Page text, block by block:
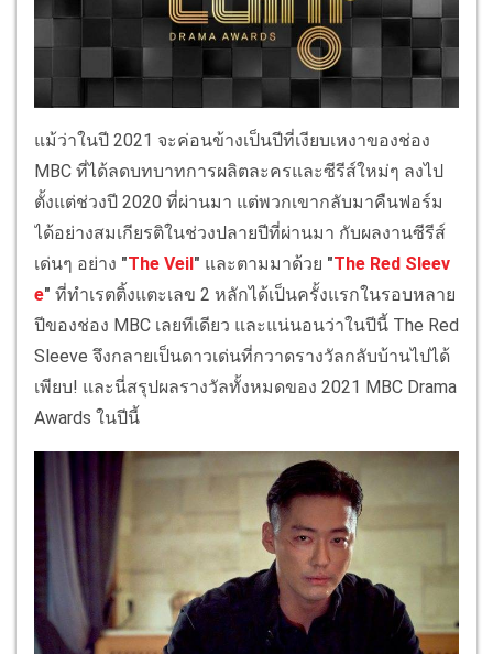
แม้ว่าในปี 2021 จะค่อนข้างเป็นปีที่เงียบเหงาของช่อง
MBC ที่ได้ลดบทบาทการผลิตละครและซีรีส์ใหม่ๆ ลงไป
ตั้งแต่ช่วงปี 2020 ที่ผ่านมา แต่พวกเขากลับมาคืนฟอร์ม
ได้อย่างสมเกียรติในช่วงปลายปีที่ผ่านมา กับผลงานซีรีส์
เด่นๆ อย่าง "The Veil" และตามมาด้วย "The Red Sleev
e" ที่ทำเรตติ้งแตะเลข 2 หลักได้เป็นครั้งแรกในรอบหลาย
ปีของช่อง MBC เลยทีเดียว และแน่นอนว่าในปีนี้ The Red
Sleeve จึงกลายเป็นดาวเด่นที่กวาดรางวัลกลับบ้านไปได้
เพียบ! และนี่สรุปผลรางวัลทั้งหมดของ 2021 MBC Drama
Awards ในปีนี้